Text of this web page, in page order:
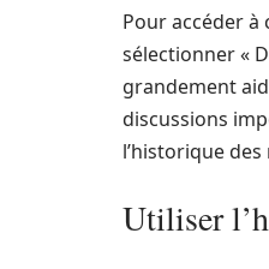
Pour accéder
sélectionner «
grandement
discussions
l’historique
Utiliser